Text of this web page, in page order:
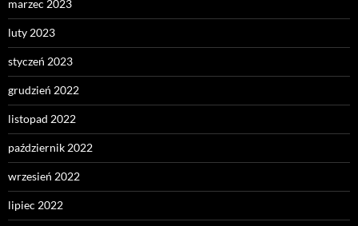
marzec 2023
luty 2023
styczeń 2023
grudzień 2022
listopad 2022
październik 2022
wrzesień 2022
lipiec 2022